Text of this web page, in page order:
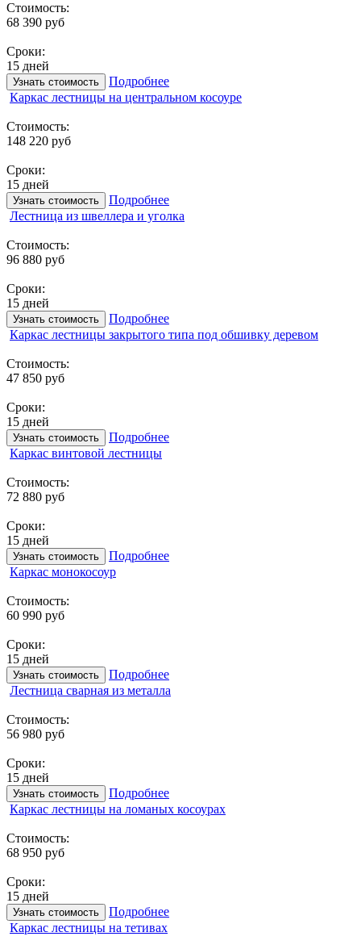
Стоимость:
68 390 руб
Сроки:
15 дней
Узнать стоимость
Подробнее
Каркас лестницы на центральном косоуре
Стоимость:
148 220 руб
Сроки:
15 дней
Узнать стоимость
Подробнее
Лестница из швеллера и уголка
Стоимость:
96 880 руб
Сроки:
15 дней
Узнать стоимость
Подробнее
Каркас лестницы закрытого типа под обшивку деревом
Стоимость:
47 850 руб
Сроки:
15 дней
Узнать стоимость
Подробнее
Каркас винтовой лестницы
Стоимость:
72 880 руб
Сроки:
15 дней
Узнать стоимость
Подробнее
Каркас монокосоур
Стоимость:
60 990 руб
Сроки:
15 дней
Узнать стоимость
Подробнее
Лестница сварная из металла
Стоимость:
56 980 руб
Сроки:
15 дней
Узнать стоимость
Подробнее
Каркас лестницы на ломаных косоурах
Стоимость:
68 950 руб
Сроки:
15 дней
Узнать стоимость
Подробнее
Каркас лестницы на тетивах